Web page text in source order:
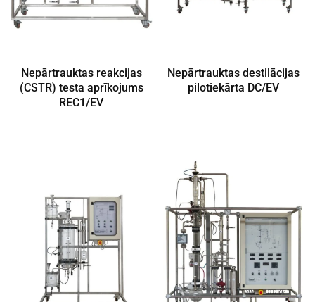
Nepārtrauktas reakcijas
(CSTR) testa aprīkojums
REC1/EV
Nepārtrauktas destilācijas
pilotiekārta DC/EV